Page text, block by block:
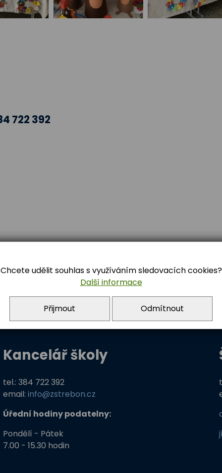
722 392
Kancelář školy
tel.: 384 722 392
email: info@zstrebon.cz
Úřední hodiny podatelny:
Pondělí - Pátek
7.00 - 15.30 hodin
Chcete udělit souhlas s využíváním sledovacích cookies?
Další informace
Přijmout Odmítnout